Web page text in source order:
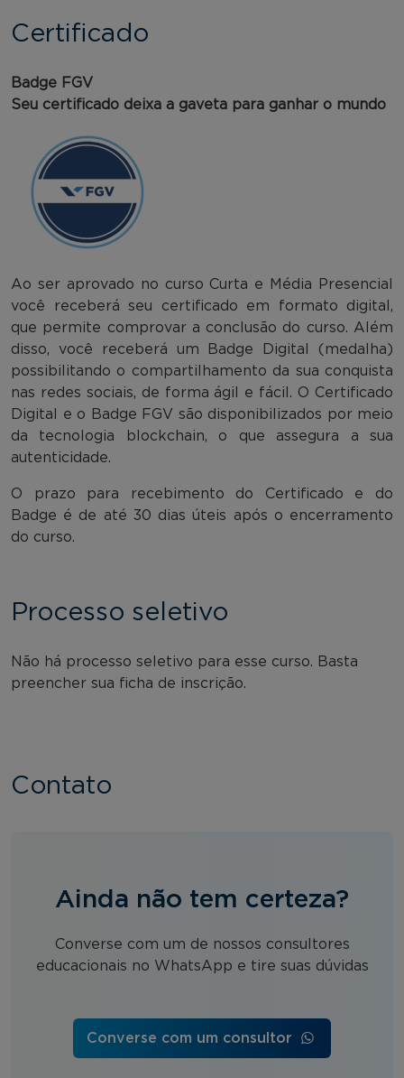
Certificado
Badge FGV
Seu certificado deixa a gaveta para ganhar o mundo
Ao ser aprovado no curso Curta e Média Presencial
você receberá seu certificado em formato digital,
que permite comprovar a conclusão do curso. Além
disso, você receberá um Badge Digital (medalha)
possibilitando o compartilhamento da sua conquista
nas redes sociais, de forma ágil e fácil. O Certificado
Digital e o Badge FGV são disponibilizados por meio
da tecnologia blockchain, o que assegura a sua
autenticidade.
O prazo para recebimento do Certificado e do
Badge é de até 30 dias úteis após o encerramento
do curso.
Processo seletivo
Não há processo seletivo para esse curso. Basta
preencher sua ficha de inscrição.
Contato
Ainda não tem certeza?
Converse com um de nossos consultores
educacionais no WhatsApp e tire suas dúvidas
Converse com um consultor